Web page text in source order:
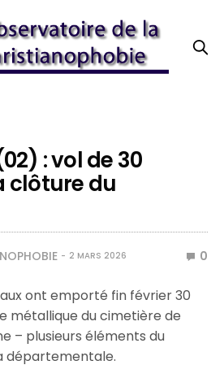
: vol de 30
clôture du
2 MARS 2026 0
ont emporté fin février 30
métallique du cimetière de
– plusieurs éléments du
départementale.